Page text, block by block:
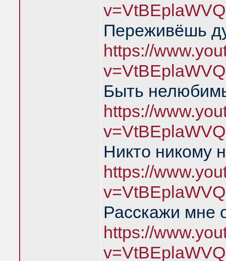
Переживёшь
https://
Быть
https://
Никто никому
https://
Расскажи мне
https://